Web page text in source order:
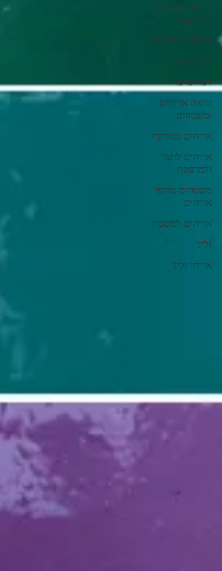
בריקים למטבח
ולאמבטיה
בריקים צבעוניים
ריצוף טרצו
דמוי טרצו
טיפוח אריחים
ומשטחים
אריחים בטורקיז
אריחים לחצר
ולמרפסת
משטחים מחופי
אריחים
אריחים למשטח
זליג'
אריחי זליג'